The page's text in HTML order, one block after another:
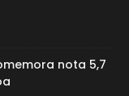
nota 5,7